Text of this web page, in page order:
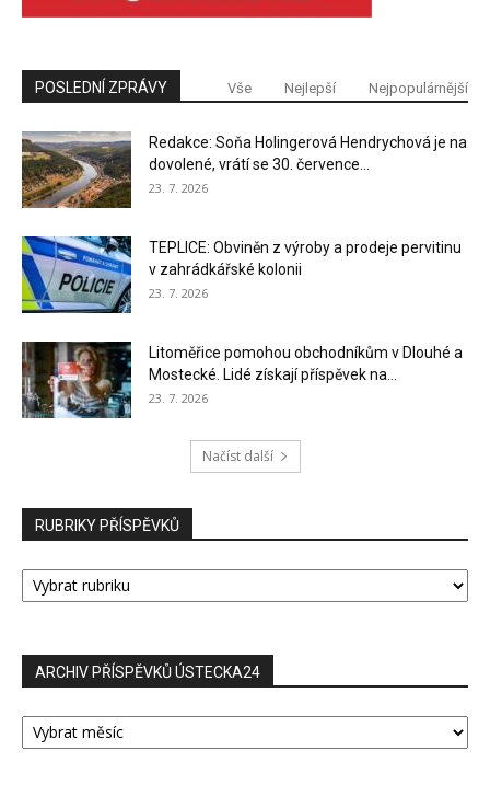
POSLEDNÍ ZPRÁVY Vše Nejlepší Nejpopulárnější
Redakce: Soňa Holingerová Hendrychová je na
dovolené, vrátí se 30. července...
23. 7. 2026
TEPLICE: Obviněn z výroby a prodeje pervitinu
v zahrádkářské kolonii
23. 7. 2026
Litoměřice pomohou obchodníkům v Dlouhé a
Mostecké. Lidé získají příspěvek na...
23. 7. 2026
Načíst další
RUBRIKY PŘÍSPĚVKŮ
RUBRIKY
PŘÍSPĚVKŮ
ARCHIV PŘÍSPĚVKŮ ÚSTECKA24
ARCHIV
PŘÍSPĚVKŮ